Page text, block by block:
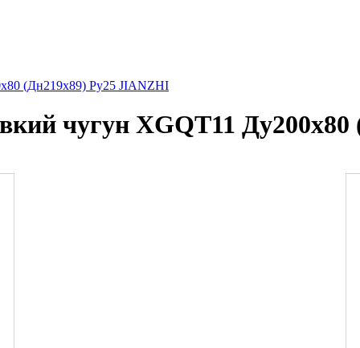
(Дн219х89) Ру25 JIANZHI
чугун XGQT11